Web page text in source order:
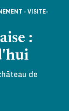
:
- VISITE-
de